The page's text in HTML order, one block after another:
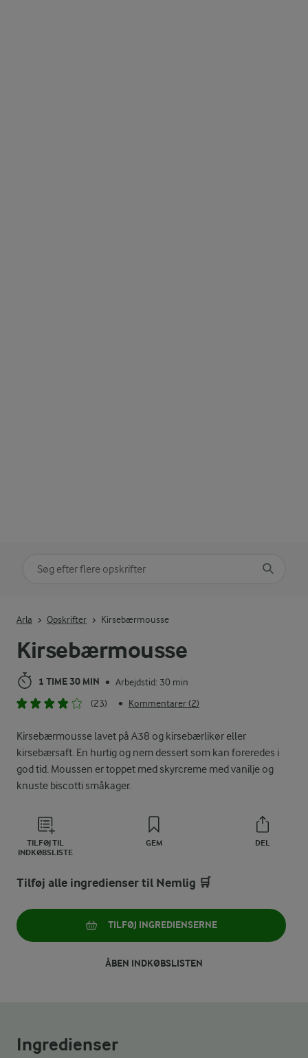
Kirsebærmousse
1 TIME 30 MIN • Arbejdstid: 30 min
(23)
• Kommentarer (2)
Kirsebærmousse lavet på A38 og kirsebærlikør eller
kirsebærsaft. En hurtig og nem dessert som kan foreredes i
god tid. Moussen er toppet med skyrcreme med vanilje og
knuste biscotti småkager.
TILFØJ TIL
INDKØBSLISTE
GEM DEL
Arla Opskrifter Kirsebærmousse
Tilføj alle ingredienser til Nemlig 🛒
TILFØJ INGREDIENSERNE
ÅBEN INDKØBSLISTEN
Ingredienser
Søg på kategori